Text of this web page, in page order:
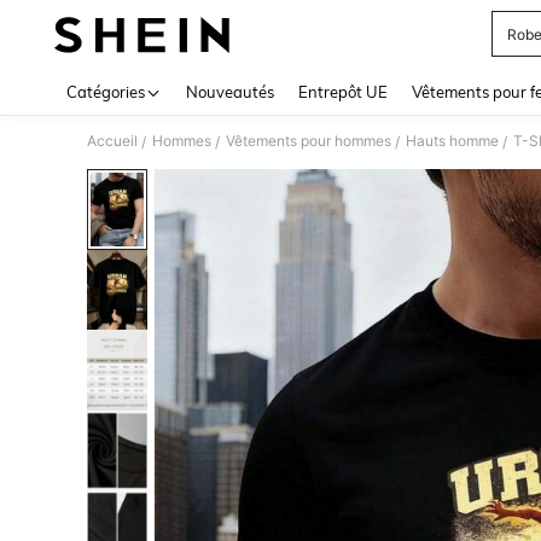
Catégories Nouveautés Entrepôt UE Vêtements pour
Accueil / Hommes / Vêtements pour hommes / Hauts homme / T-